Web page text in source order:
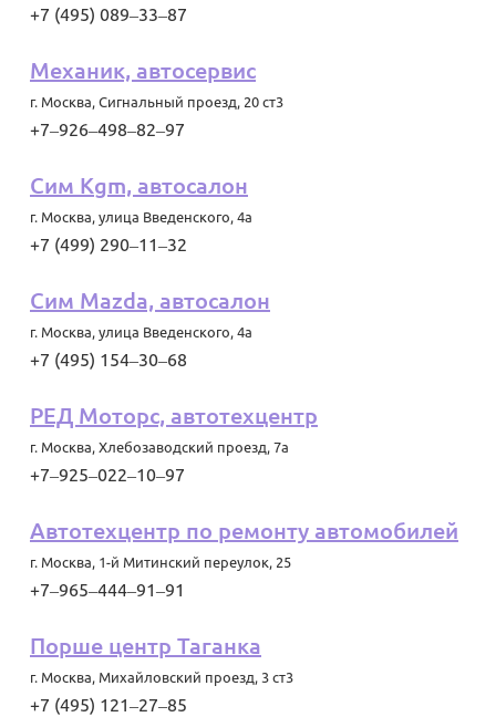
+7 (495) 089‒33‒87
Механик, автосервис
г. Москва, Сигнальный проезд, 20 ст3
+7‒926‒498‒82‒97
Сим Kgm, автосалон
г. Москва, улица Введенского, 4а
+7 (499) 290‒11‒32
Сим Mazda, автосалон
г. Москва, улица Введенского, 4а
+7 (495) 154‒30‒68
РЕД Моторс, автотехцентр
г. Москва, Хлебозаводский проезд, 7а
+7‒925‒022‒10‒97
Автотехцентр по ремонту автомобилей
г. Москва, 1-й Митинский переулок, 25
+7‒965‒444‒91‒91
Порше центр Таганка
г. Москва, Михайловский проезд, 3 ст3
+7 (495) 121‒27‒85